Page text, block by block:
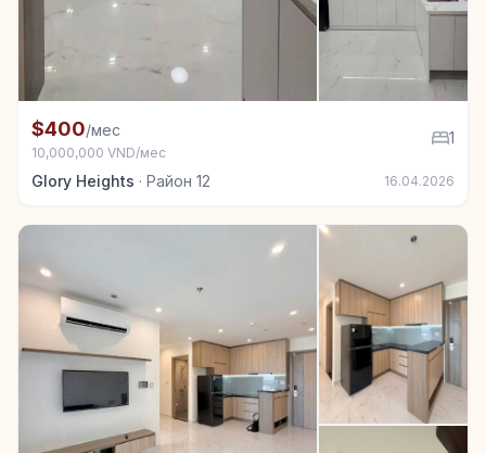
Квартира в аренду в Район 12, 1 спал.
$400/мес
10,000,000 VND/мес
1
Glory Heights · Район 12 16.04.2026